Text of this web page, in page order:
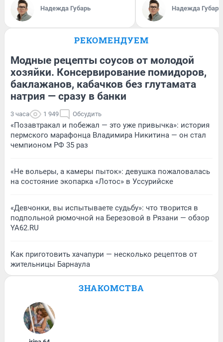
Надежда Губарь Надежда Губарь
РЕКОМЕНДУЕМ
Модные рецепты соусов от молодой
хозяйки. Консервирование помидоров,
баклажанов, кабачков без глутамата
натрия — сразу в банки
3 часа 1 949 Обсудить
«Позавтракал и побежал — это уже привычка»: история
пермского марафонца Владимира Никитина — он стал
чемпионом РФ 35 раз
«Не вольеры, а камеры пыток»: девушка пожаловалась
на состояние экопарка «Лотос» в Уссурийске
«Девчонки, вы испытываете судьбу»: что творится в
подпольной рюмочной на Березовой в Рязани — обзор
YA62.RU
Как приготовить хачапури — несколько рецептов от
жительницы Барнаула
ЗНАКОМСТВА